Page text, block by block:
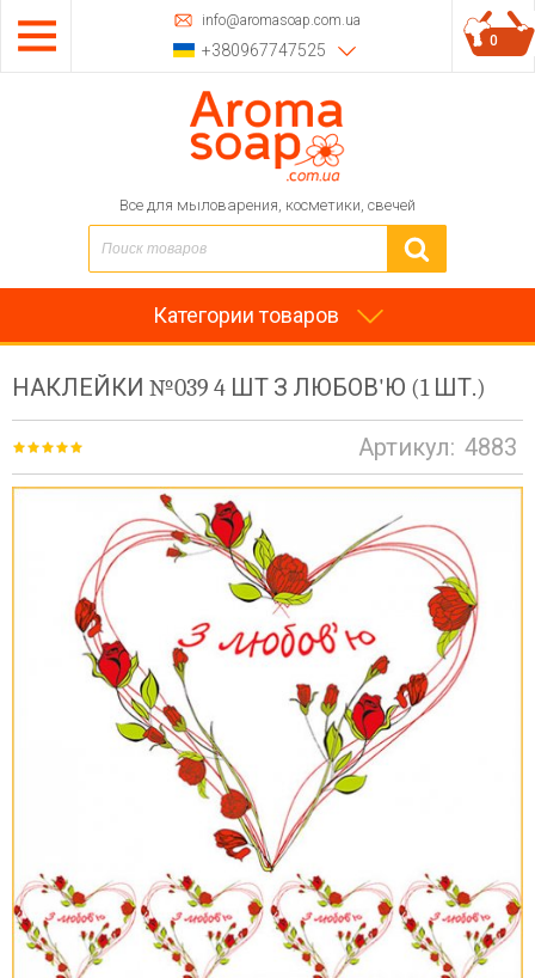
info@aromasoap.com.ua
+380967747525
Все для мыловарения, косметики, свечей
0
Категории товаров
НАКЛЕЙКИ №039 4 ШТ З ЛЮБОВ'Ю (1 ШТ.)
Артикул: 4883